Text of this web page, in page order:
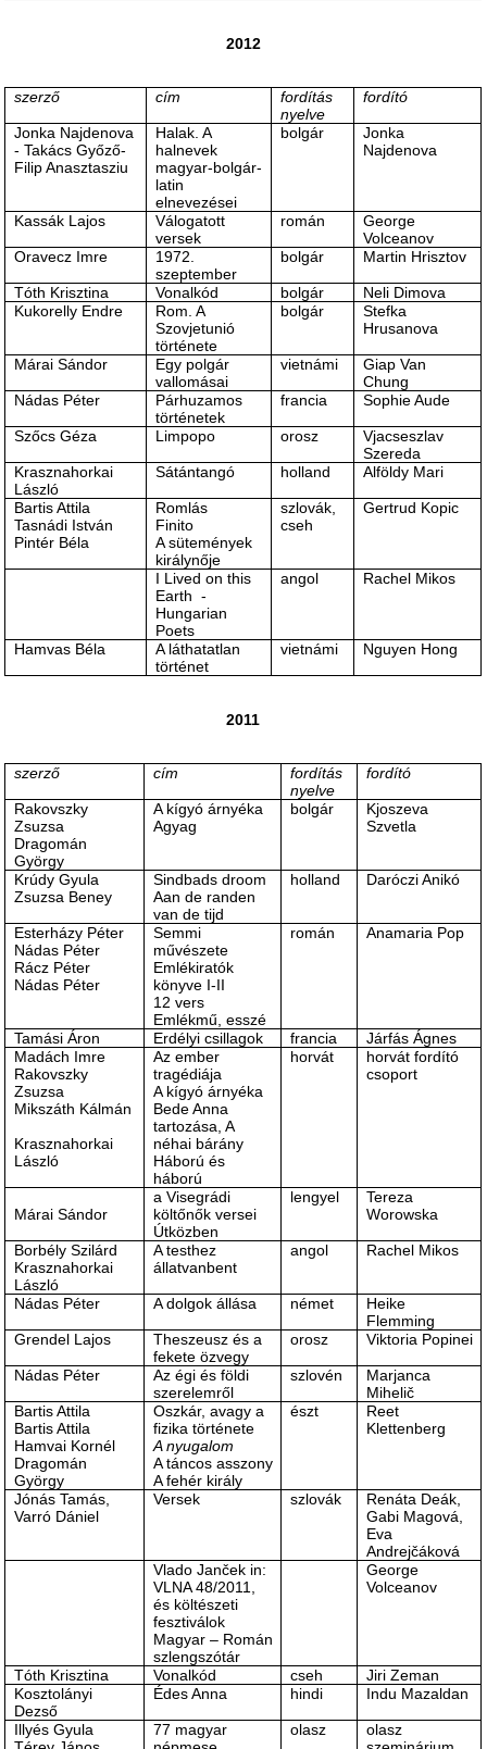
2012
szerző cím
fordítás
nyelve
fordító
Jonka Najdenova
- Takács Győző-
Filip Anasztasziu
Halak. A
halnevek
magyar-bolgár-
latin
elnevezései
bolgár
Jonka
Najdenova
Kassák Lajos
Válogatott
versek
román
George
Volceanov
Oravecz Imre
1972.
szeptember
bolgár Martin Hrisztov
Tóth Krisztina Vonalkód bolgár
Neli Dimova
Kukorelly Endre
Rom. A
Szovjetunió
története
bolgár
Stefka
Hrusanova
Márai Sándor
Egy polgár
vallomásai
vietnámi
Giap Van
Chung
Nádas Péter
Párhuzamos
történetek
francia Sophie Aude
Szőcs Géza Limpopo orosz
Vjacseszlav
Szereda
Krasznahorkai
László
Sátántangó holland Alföldy Mari
Bartis Attila
Tasnádi István
Pintér Béla
Romlás
Finito
A sütemények
királynője
szlovák,
cseh
Gertrud Kopic
I Lived on this
Earth -
Hungarian
Poets
angol Rachel Mikos
Hamvas Béla
A láthatatlan
történet
vietnámi Nguyen Hong
2011
szerző cím
fordítás
nyelve
fordító
Rakovszky
Zsuzsa
Dragomán
György
A kígyó árnyéka
Agyag
bolgár
Kjoszeva
Szvetla
Krúdy Gyula
Zsuzsa Beney
Sindbads droom
Aan de randen
van de tijd
holland Daróczi Anikó
Esterházy Péter
Nádas Péter
Rácz Péter
Nádas Péter
Semmi
művészete
Emlékiratók
könyve I-II
12 vers
Emlékmű, esszé
román Anamaria Pop
Tamási Áron Erdélyi csillagok francia
Járfás Ágnes
Madách Imre
Rakovszky
Zsuzsa
Mikszáth Kálmán
Krasznahorkai
László
Az ember
tragédiája
A kígyó árnyéka
Bede Anna
tartozása, A
néhai bárány
Háború és
háború
horvát
horvát fordító
csoport
Márai Sándor
a Visegrádi
költőnők versei
Útközben
lengyel
Tereza
Worowska
Borbély Szilárd
Krasznahorkai
László
A testhez
állatvanbent
angol Rachel Mikos
Nádas Péter A dolgok állása német
Heike
Flemming
Grendel Lajos
Theszeusz és a
fekete özvegy
orosz Viktoria Popinei
Nádas Péter
Az égi és földi
szerelemről
szlovén
Marjanca
Mihelič
Bartis Attila
Bartis Attila
Hamvai Kornél
Dragomán
György
Oszkár, avagy a
fizika története
A nyugalom
A táncos asszony
A fehér király
észt
Reet
Klettenberg
Jónás Tamás,
Varró Dániel
Versek szlovák
Renáta Deák,
Gabi Magová,
Eva
Andrejčáková
Vlado Janček in:
VLNA 48/2011,
és költészeti
fesztiválok
Magyar – Román
szlengszótár
George
Volceanov
Tóth Krisztina Vonalkód cseh
Jiri Zeman
Kosztolányi
Dezső
Édes Anna hindi Indu Mazaldan
Illyés Gyula
77 magyar
olasz
olasz